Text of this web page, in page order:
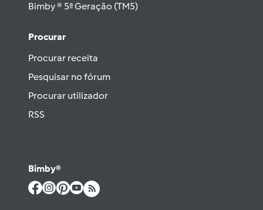
Bimby ® 5ª Geração (TM5)
Procurar
Procurar receita
Pesquisar no fórum
Procurar utilizador
RSS
Bimby®